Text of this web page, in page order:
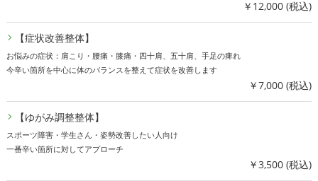
￥12,000 (税込)
【症状改善整体】
お悩みの症状：肩こり・腰痛・膝痛・四十肩、五十肩、手足の痺れ
今辛い箇所を中心に体のバランスを整えて症状を改善します
￥7,000 (税込)
【ゆがみ調整整体】
スポーツ障害・学生さん・姿勢改善したい人向け
一番辛い箇所に対してアプローチ
￥3,500 (税込)